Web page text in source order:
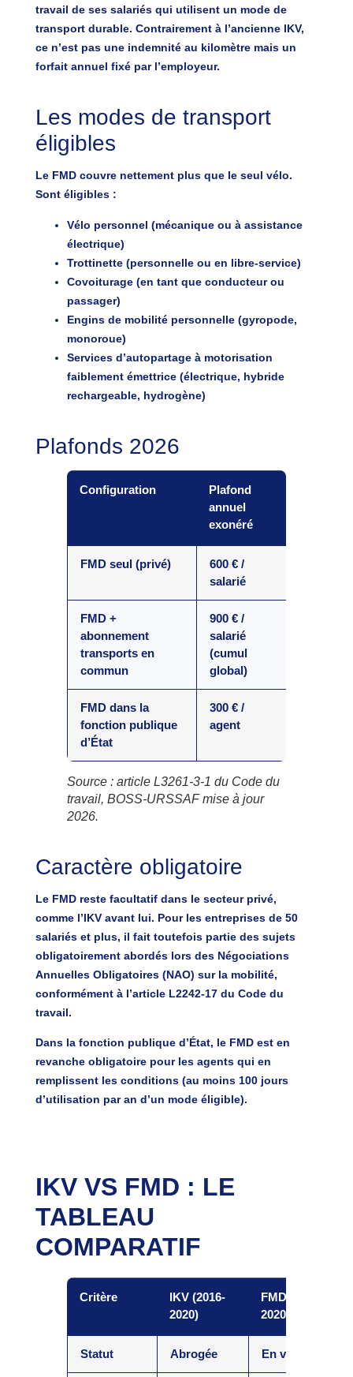
travail de ses salariés qui utilisent un mode de
transport durable. Contrairement à l’ancienne IKV,
ce n’est pas une indemnité au kilomètre mais un
forfait annuel fixé par l’employeur.
Les modes de transport
éligibles
Le FMD couvre nettement plus que le seul vélo.
Sont éligibles :
Vélo personnel (mécanique ou à assistance
électrique)
Trottinette(personnelle ou en libre-service)
Covoiturage(en tant que conducteur ou
passager)
Engins de mobilité personnelle(gyropode,
monoroue)
Services d’autopartageà motorisation
faiblement émettrice (électrique, hybride
rechargeable, hydrogène)
Plafonds 2026
Configuration
Plafond
annuel
exonéré
FMD seul (privé)
600 € /
salarié
FMD +
abonnement
transports en
commun
900 € /
salarié
(cumul
global)
FMD dans la
fonction publique
d’État
300 € /
agent
Source : article L3261-3-1 du Code du
travail, BOSS-URSSAF mise à jour
2026.
Caractère obligatoire
Le FMD reste facultatifdans le secteur privé,
comme l’IKV avant lui. Pour les entreprises de 50
salariés et plus, il fait toutefois partie des sujets
obligatoirement abordés lors des Négociations
Annuelles Obligatoires (NAO) sur la mobilité,
conformément à l’article L2242-17 du Code du
travail.
Dans la fonction publique d’État, le FMD est en
revanche obligatoirepour les agents qui en
remplissent les conditions (au moins 100 jours
d’utilisation par an d’un mode éligible).
IKV VS FMD : LE
TABLEAU
COMPARATIF
Critère
IKV (2016-
2020)
FMD (depuis
2020)
Statut Abrogée En vigueur